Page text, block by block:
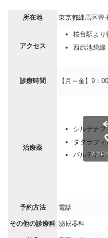
所在地 東京都練馬区豊
アクセス
桜台駅より
西武池袋
診療時間 【月～金】9：
治療薬
シルデナフ
タダラフィ
バルデナフ
予約方法 電話
その他の診療科 泌尿器科
スクロ